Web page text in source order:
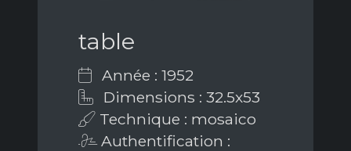
table
Année : 1952
Dimensions : 32.5x53
Technique : mosaico
Authentification :